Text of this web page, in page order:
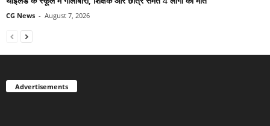
CG News - August 7, 2026
Advertisements